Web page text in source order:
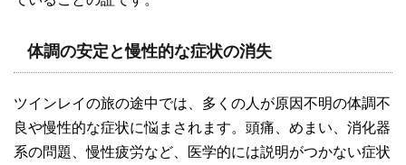
体調の安定と慢性的な症状の消失
ツインレイの旅の途中では、多くの人が原因不明の体調不
良や慢性的な症状に悩まされます。頭痛、めまい、消化器
系の問題、慢性疲労など、医学的には説明がつかない症状